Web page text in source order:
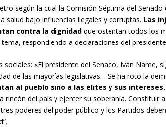
según la cual la Comisión Séptima del Senado
salud bajo influencias ilegales y corruptas. Las
contra la dignidadque ostentan todos los
respondiendo a declaraciones del
«El presidente del Senado, Iván Name,
de las mayorías legislativas… Se ha roto la
al pueblo sino a las élites y sus intereses.
del país y ejercer su soberanía. Constituir
poderes del poder público y los Partidos